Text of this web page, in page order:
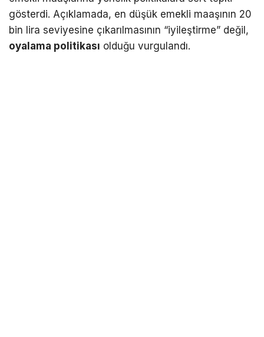
gösterdi. Açıklamada, en düşük emekli maaşının 20
bin lira seviyesine çıkarılmasının “iyileştirme” değil,
oyalama politikası olduğu vurgulandı.